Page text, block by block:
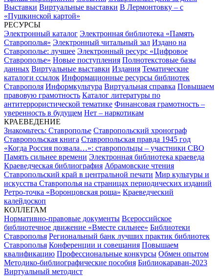
Выставки Виртуальные выставки В Лермонтовку – с
«Пушкинской картой»
РЕСУРСЫ
Электронный каталог Электронная библиотека «Память
Ставрополья» Электронный читальный зал Издано на
Ставрополье: лучшее Электронный ресурс «Цифровое
Ставрополье» Новые поступления Полнотекстовые базы
данных Виртуальные выставки Издания Тематические
каталоги ссылок Информационные ресурсы библиотек
Ставрополя Информкультура Виртуальная справка Повышаем
правовую грамотность Каталог литературы по
антитеррористической тематике Финансовая грамотность –
уверенность в будущем Нет – наркотикам
КРАЕВЕДЕНИЕ
Знакомьтесь: Ставрополье Ставропольский хронограф
Ставропольская книга Ставропольская правда 1945 год
«Когда Россия позвала…»: ставропольцы – участники СВО
Память сильнее времени Электронная библиотека краеведа
Краеведческая библиография Абрамовские чтения
Ставропольский край в центральной печати Мир культуры и
искусства Ставрополья на страницах периодических изданий
Ретро-точка «Воронцовская роща» Краеведческий
калейдоскоп
КОЛЛЕГАМ
Нормативно-правовые документы Всероссийское
библиотечное движение «Вместе сильнее» Библиотеки
Ставрополья Региональный банк лучших практик библиотек
Ставрополья Конференции и совещания Повышаем
квалификацию Профессиональные конкурсы Обмен опытом
Методико-библиографические пособия Библиокараван-2023
Виртуальный методист